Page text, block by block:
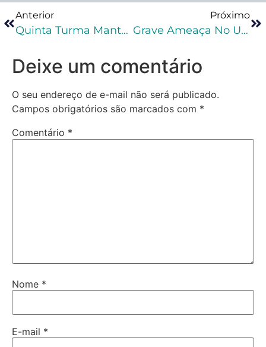
Anterior
Quinta Turma Mantém Qualificadora Em Júri De Réu Acusado De Ordenar Assassinato Do Radialista Em Goiás
Próximo
Grave Ameaça No Uso De Arma Falsa É A Discussão Da Vez No STJ
Deixe um comentário
O seu endereço de e-mail não será publicado.
Campos obrigatórios são marcados com *
Comentário *
Nome *
E-mail *